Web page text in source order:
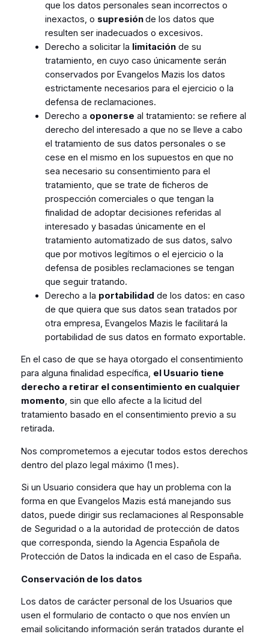
que los datos personales sean incorrectos o
inexactos, o supresiónde los datos que
resulten ser inadecuados o excesivos.
Derecho a solicitar la limitaciónde su
tratamiento, en cuyo caso únicamente serán
conservados por Evangelos Mazis los datos
estrictamente necesarios para el ejercicio o la
defensa de reclamaciones.
Derecho a oponerse al tratamiento: se refiere al
derecho del interesado a que no se lleve a cabo
el tratamiento de sus datos personales o se
cese en el mismo en los supuestos en que no
sea necesario su consentimiento para el
tratamiento, que se trate de ficheros de
prospección comerciales o que tengan la
finalidad de adoptar decisiones referidas al
interesado y basadas únicamente en el
tratamiento automatizado de sus datos, salvo
que por motivos legítimos o el ejercicio o la
defensa de posibles reclamaciones se tengan
que seguir tratando.
Derecho a la portabilidad de los datos: en caso
de que quiera que sus datos sean tratados por
otra empresa, Evangelos Mazis le facilitará la
portabilidad de sus datos en formato exportable.
En el caso de que se haya otorgado el consentimiento
para alguna finalidad específica, el Usuario tiene
derecho a retirar el consentimiento en cualquier
momento , sin que ello afecte a la licitud del
tratamiento basado en el consentimiento previo a su
retirada.
Nos comprometemos a ejecutar todos estos derechos
dentro del plazo legal máximo (1 mes).
Si un Usuario considera que hay un problema con la
forma en que Evangelos Mazis está manejando sus
datos, puede dirigir sus reclamaciones al Responsable
de Seguridad o a la autoridad de protección de datos
que corresponda, siendo la Agencia Española de
Protección de Datos la indicada en el caso de España.
Conservación de los datos
Los datos de carácter personal de los Usuarios que
usen el formulario de contacto o que nos envíen un
email solicitando información serán tratados durante el